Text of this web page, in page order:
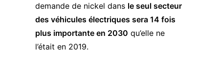
demande de nickel dans le seul secteur
des véhicules électriques sera 14 fois
plus importante en 2030 qu’elle ne
l’était en 2019.